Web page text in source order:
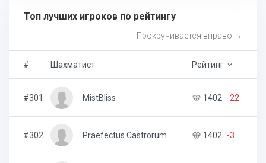
Топ лучших игроков по рейтингу
Прокручивается вправо →
# Шахматист Рейтинг keyboard_arrow_down
#301 MistBliss 1402 -22
#302 Praefectus Castrorum 1402 -3